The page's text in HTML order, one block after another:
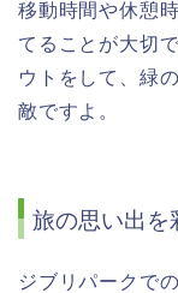
移動時間や休憩
てることが大切
ウトをして、緑
敵ですよ。
旅の思い出を
ジブリパークで